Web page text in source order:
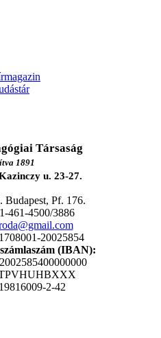
Társaság
1891
u. 23-27.
Budapest, Pf. 176.
461-4500/3886
20025854
(IBAN):
19816009-2-42